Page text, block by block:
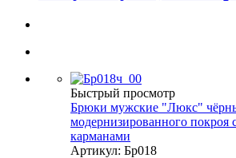
Быстрый просмотр
Брюки мужские "Люкс"
модернизированного покроя
карманами
Артикул: Бр018